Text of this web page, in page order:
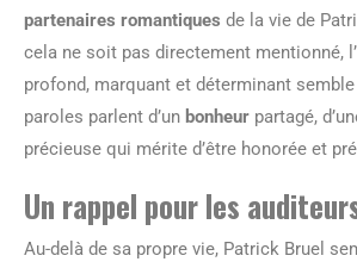
partenaires romantiques de la vie de
cela ne soit pas directement mentionné,
profond, marquant et déterminant
paroles parlent d’un bonheur partagé,
précieuse qui mérite d’être honorée et
Un rappel pour les
Au-delà de sa propre vie, Patrick Bruel